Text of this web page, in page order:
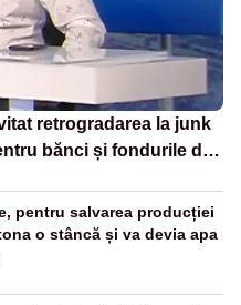
retrogradarea la junk
bănci și fondurile de
pentru salvarea producției
o stâncă și va devia apa